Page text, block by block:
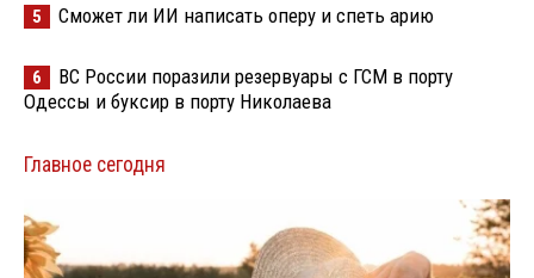
5 Сможет ли ИИ написать оперу и спеть арию
6
ВС России поразили резервуары с ГСМ в порту
Одессы и буксир в порту Николаева
Главное сегодня